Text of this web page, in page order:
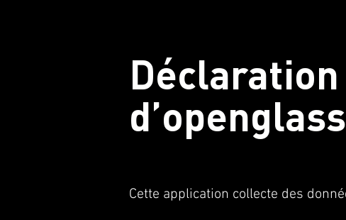
Cette application collecte des